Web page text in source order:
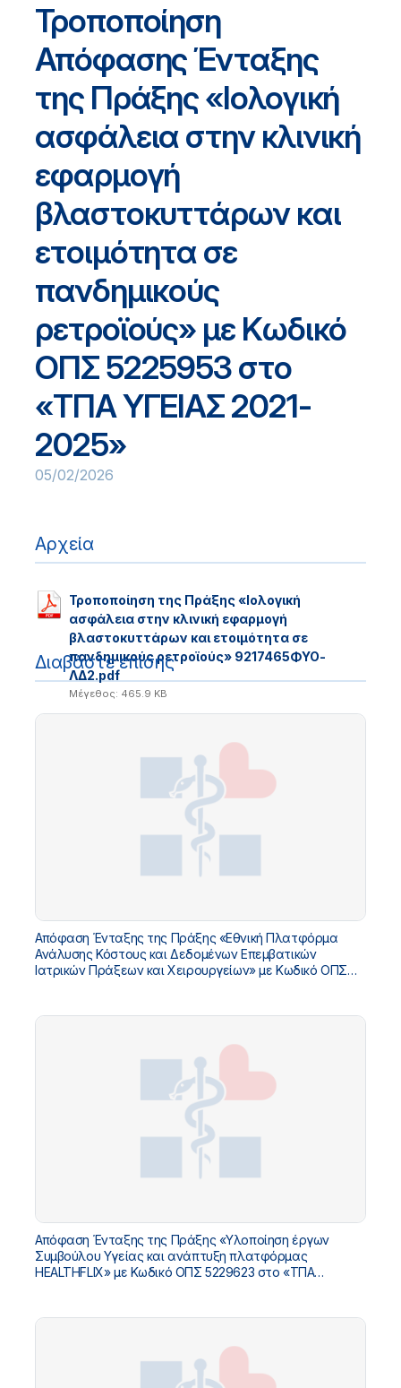
Τροποποίηση
Απόφασης Ένταξης
της Πράξης «Ιολογική
ασφάλεια στην κλινική
εφαρμογή
βλαστοκυττάρων και
ετοιμότητα σε
πανδημικούς
ρετροϊούς» με Κωδικό
ΟΠΣ 5225953 στο
«ΤΠΑ ΥΓΕΙΑΣ 2021-
2025»
05/02/2026
Αρχεία
Τροποποίηση της Πράξης «Ιολογική
ασφάλεια στην κλινική εφαρμογή
βλαστοκυττάρων και ετοιμότητα σε
πανδημικούς ρετροϊούς» 9217465ΦΥΟ-
ΛΔ2.pdf
Μέγεθος: 465.9 KB
Διαβάστε επίσης
Απόφαση Ένταξης της Πράξης «Εθνική Πλατφόρμα
Ανάλυσης Κόστους και Δεδομένων Επεμβατικών
Ιατρικών Πράξεων και Χειρουργείων» με Κωδικό ΟΠΣ
Απόφαση Ένταξης της Πράξης «Υλοποίηση έργων
Συμβούλου Υγείας και ανάπτυξη πλατφόρμας
HEALTHFLIX» με Κωδικό ΟΠΣ 5229623 στο «ΤΠΑ